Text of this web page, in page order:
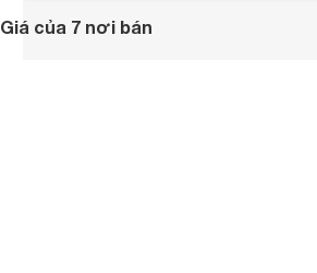
Giá của 7 nơi bán